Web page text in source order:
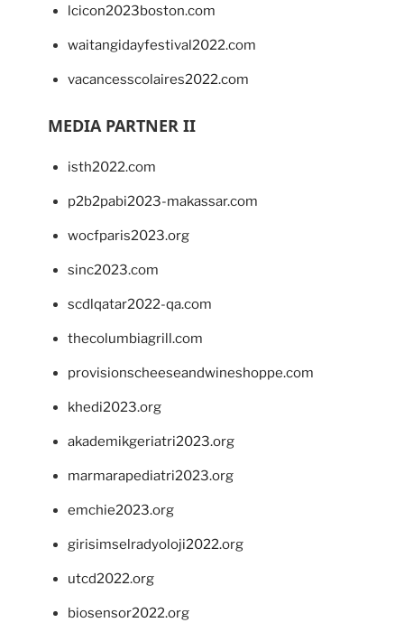
lcicon2023boston.com
waitangidayfestival2022.com
vacancesscolaires2022.com
MEDIA PARTNER II
isth2022.com
p2b2pabi2023-makassar.com
wocfparis2023.org
sinc2023.com
scdlqatar2022-qa.com
thecolumbiagrill.com
provisionscheeseandwineshoppe.com
khedi2023.org
akademikgeriatri2023.org
marmarapediatri2023.org
emchie2023.org
girisimselradyoloji2022.org
utcd2022.org
biosensor2022.org